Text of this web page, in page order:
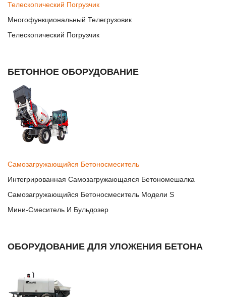
Телескопический Погрузчик
Многофункциональный Телегрузовик
Телескопический Погрузчик
БЕТОННОЕ ОБОРУДОВАНИЕ
Самозагружающийся Бетоносмеситель
Интегрированная Самозагружающаяся Бетономешалка
Самозагружающийся Бетоносмеситель Модели S
Мини-Смеситель И Бульдозер
ОБОРУДОВАНИЕ ДЛЯ УЛОЖЕНИЯ БЕТОНА